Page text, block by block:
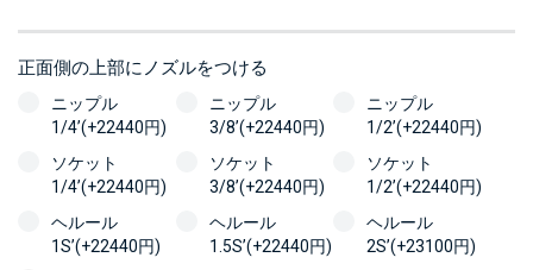
正面側の上部にノズルをつける
ニップル
1/4’(+22440円)
ニップル
3/8’(+22440円)
ニップル
1/2’(+22440円)
ソケット
1/4’(+22440円)
ソケット
3/8’(+22440円)
ソケット
1/2’(+22440円)
ヘルール
1S’(+22440円)
ヘルール
1.5S’(+22440円)
ヘルール
2S’(+23100円)